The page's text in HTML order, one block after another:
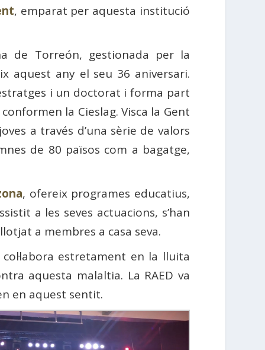
, emparat per aquesta institució
de Torreón, gestionada per la
aquest any el seu 36 aniversari.
i un doctorat i forma part
la Cieslag. Visca la Gent
a través d’una sèrie de valors
de 80 països com a bagatge,
, ofereix programes educatius,
a les seves actuacions, s’han
a membres a casa seva.
estretament en la lluita
aquesta malaltia. La RAED va
en aquest sentit.